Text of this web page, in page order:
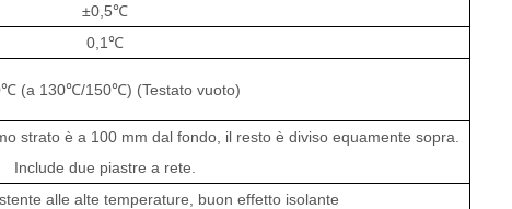
±0,5℃
0,1℃
(a 130℃/150℃) (Testato vuoto)
strato è a 100 mm dal fondo, il resto è diviso equamente sopra.
Include due piastre a rete.
alle alte temperature, buon effetto isolante